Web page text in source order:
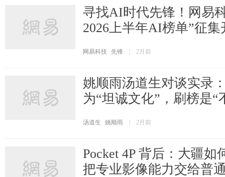
寻找AI时代先锋！网易
2026上半年AI榜单”征集
网易科技 先锋 2月前
姚顺雨汤道生对谈实录
为“坦诚文化”，刷榜是“
汤道生 姚顺雨 2月前
Pocket 4P 背后：大疆如
把专业影像能力交给普